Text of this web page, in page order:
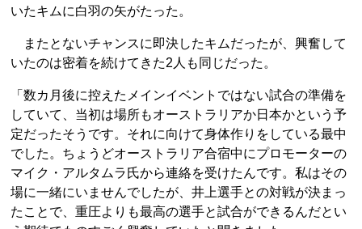
いたキムに白羽の矢がたった。
またとないチャンスに即決したキムだったが、興奮して
いたのは密着を続けてきた2人も同じだった。
「数カ月後に控えたメインイベントではない試合の準備を
していて、当初は場所もオーストラリアか日本かという予
定だったそうです。それに向けて身体作りをしている最中
でした。ちょうどオーストラリア合宿中にプロモーターの
マイク・アルタムラ氏から連絡を受けたんです。私はその
場に一緒にいませんでしたが、井上選手との対戦が決まっ
たことで、重圧よりも最高の選手と試合ができるんだとい